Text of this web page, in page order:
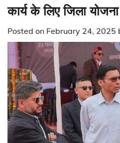
कार्य के लिए जिला
Posted on February 24, 2025